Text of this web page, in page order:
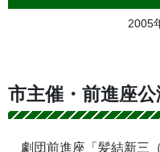
2005
市主催・前進座公
劇団前進座「髪結新三